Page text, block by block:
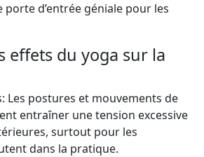
porte d’entrée géniale pour les
effets du yoga sur la
Les postures et mouvements de
entraîner une tension excessive
surtout pour les
dans la pratique.